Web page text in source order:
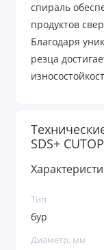
спираль
продуктов
Благодаря
резца
SDS+
Тип
бур
Диаметр, мм